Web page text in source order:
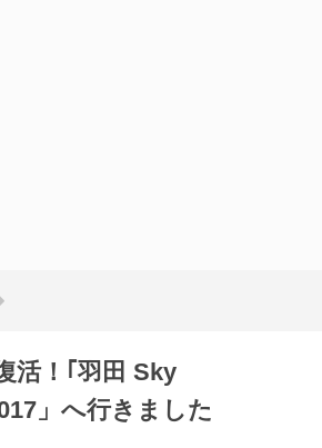
活！｢羽田 Sky
」へ行きました